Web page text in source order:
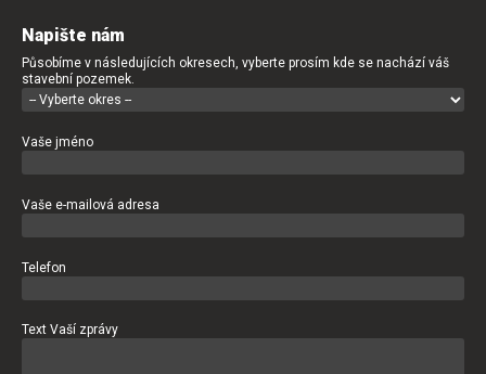
Napište nám
Působíme v následujících okresech, vyberte prosím kde se nachází váš
stavební pozemek.
Vaše jméno
Vaše e-mailová adresa
Telefon
Text Vaší zprávy